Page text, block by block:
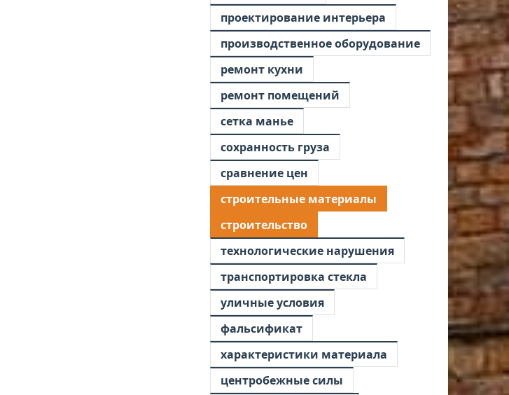
проектирование интерьера
производственное оборудование
ремонт кухни
ремонт помещений
сетка манье
сохранность груза
сравнение цен
строительные материалы
строительство
технологические нарушения
транспортировка стекла
уличные условия
фальсификат
характеристики материала
центробежные силы